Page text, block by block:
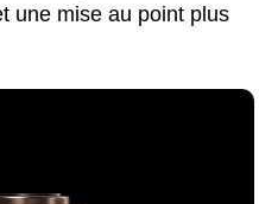
une mise au point plus